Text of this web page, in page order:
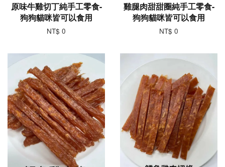
原味牛雞切丁純手工零食-
狗狗貓咪皆可以食用
NT$ 0
雞腿肉甜甜圈純手工零食-
狗狗貓咪皆可以食用
NT$ 0